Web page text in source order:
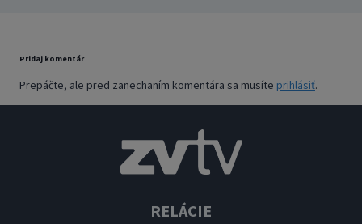
Pridaj komentár
Prepáčte, ale pred zanechaním komentára sa musíte prihlásiť.
RELÁCIE